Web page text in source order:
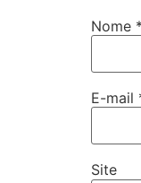
Nome *
E-mail
Site